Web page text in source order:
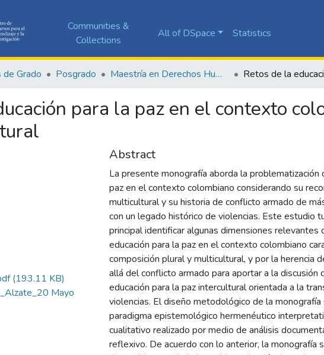
Communities &
Collections
All of DSpace Statistics
de Grado Posgrado Maestría en Derechos Humanos y Cultura de Paz
para la paz en el contexto
(193.11 KB)
Mayo
Abstract
La presente monografía aborda la problematización
paz en el contexto colombiano considerando su
multicultural y su historia de conflicto armado de
con un legado histórico de violencias. Este estudio
principal identificar algunas dimensiones
educación para la paz en el contexto colombiano
composición plural y multicultural, y por la herencia
allá del conflicto armado para aportar a la discusión
educación para la paz intercultural orientada a la
violencias. El diseño metodológico de la monografía
paradigma epistemológico hermenéutico
cualitativo realizado por medio de análisis
reflexivo. De acuerdo con lo anterior, la monografía